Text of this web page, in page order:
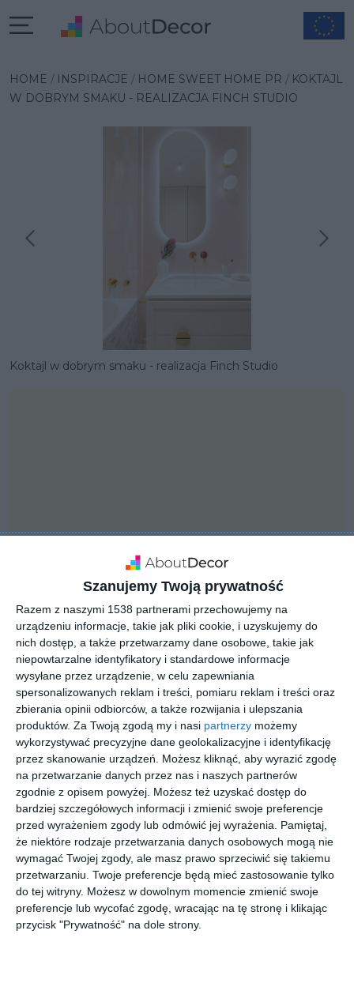
Szanujemy Twoją prywatność
Razem z naszymi 1538 partnerami przechowujemy na
urządzeniu informacje, takie jak pliki cookie, i uzyskujemy do
nich dostęp, a także przetwarzamy dane osobowe, takie jak
niepowtarzalne identyfikatory i standardowe informacje
wysyłane przez urządzenie, w celu zapewniania
spersonalizowanych reklam i treści, pomiaru reklam i treści oraz
zbierania opinii odbiorców, a także rozwijania i ulepszania
produktów. Za Twoją zgodą my i nasi partnerzy możemy
wykorzystywać precyzyjne dane geolokalizacyjne i identyfikację
przez skanowanie urządzeń. Możesz kliknąć, aby wyrazić zgodę
na przetwarzanie danych przez nas i naszych partnerów
zgodnie z opisem powyżej. Możesz też uzyskać dostęp do
bardziej szczegółowych informacji i zmienić swoje preferencje
przed wyrażeniem zgody lub odmówić jej wyrażenia.
Pamiętaj,
że niektóre rodzaje przetwarzania danych osobowych mogą nie
wymagać Twojej zgody, ale masz prawo sprzeciwić się takiemu
przetwarzaniu. Twoje preferencje będą mieć zastosowanie tylko
do tej witryny. Możesz w dowolnym momencie zmienić swoje
preferencje lub wycofać zgodę, wracając na tę stronę i klikając
przycisk "Prywatność" na dole strony.
HOME INSPIRACJE HOME SWEET HOME PR
KOKTAJL
W DOBRYM SMAKU - REALIZACJA FINCH STUDIO
Poprzednia inspiracja
Następna inspiracja
Koktajl w dobrym smaku - realizacja Finch Studio
PROJEKT
Koktajl w dobrym smaku
- realizacja Finch Studio
W tej szykownej przestrzeni główną rolę grają kolory. Ciepła
zieleń, chłodniejszy turkus, ugier, złoto i kremowy beż. Dużo
tu ciekawych
POKAŻ WIĘCEJ
AUTOR: Home Sweet Home PR
Kategoria projektu
Mieszkanie
DODAJ DO ULUBIONYCH
Pozostałe zdjęcia w projekcie:
Koktajl w dobrym smaku -